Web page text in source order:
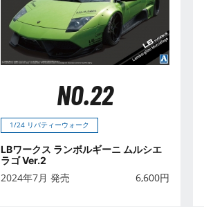
NO.22
1/24 リバティーウォーク
LBワークス ランボルギーニ ムルシエ
ラゴ Ver.2
2024年7月 発売 6,600円